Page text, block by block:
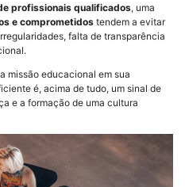
profissionais qualificados, uma
e comprometidos tendem a evitar
falta de transparência
missão educacional em sua
é, acima de tudo, um sinal de
e a formação de uma cultura